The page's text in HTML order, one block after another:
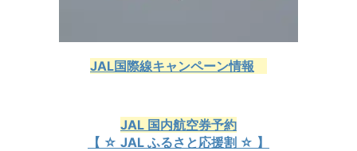
JAL国際線キャンペーン情報
JAL 国内航空券予約
【 ☆ JAL ふるさと応援割 ☆ 】